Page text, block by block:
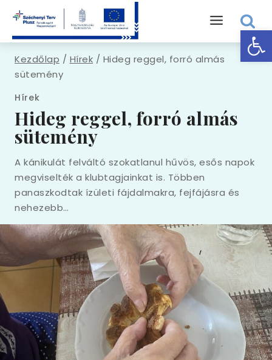
Kezdőlap / Hírek / Hideg reggel, forró almás
sütemény
Hírek
Hideg reggel, forró almás
sütemény
A kánikulát felváltó szokatlanul hűvös, esős napok
megviselték a klubtagjainkat is. Többen
panaszkodtak ízületi fájdalmakra, fejfájásra és
nehezebb…